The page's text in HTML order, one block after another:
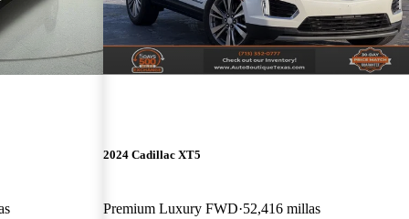
2024 Cadillac XT5
Premium Luxury FWD 52,416 millas